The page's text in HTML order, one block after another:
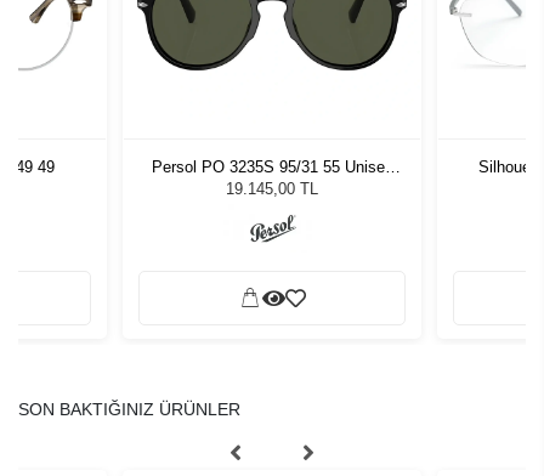
49
Persol PO 3235S 95/31 55 Unisex
Güneş Gözlüğü
19.145,00 TL
SON BAKTIĞINIZ ÜRÜNLER